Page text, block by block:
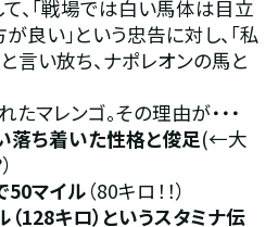
、「戦場では白い馬体は目立
良い」という忠告に対し、「私
言い放ち、ナポレオンの馬と
マレンゴ。その理由が・・・
落ち着いた性格と俊足(←大
50マイル（80キロ！！）
128キロ）というスタミナ伝